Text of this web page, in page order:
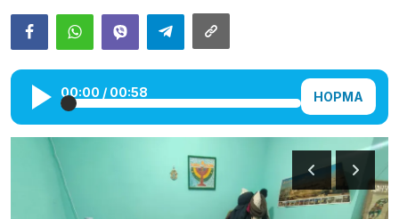
Иудаизм
Галерея
Календарь
Места и организации
00:00 / 00:58 НОРМА